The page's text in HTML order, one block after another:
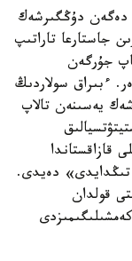
دەگەن دۇڭگىرشەك
جاستارعا تاراتىپ
جۇرگەن
ءبىراق سولاردىڭ
يەسىنەن تالاپ
قازاقستاندا
دەيدى.
قولدان